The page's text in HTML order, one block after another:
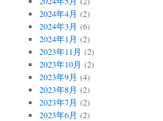
2024年4月 (2)
2024年3月 (6)
2024年1月 (2)
2023年11月 (2)
2023年10月 (2)
2023年9月 (4)
2023年8月 (2)
2023年7月 (2)
2023年6月 (2)